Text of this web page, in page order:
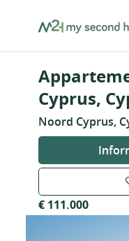
MySecondHome
Cyprus,
Noord Cyprus,
€ 111.000